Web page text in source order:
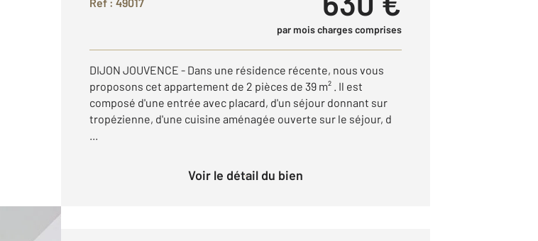
par mois charges comprises
DIJON JOUVENCE - Dans une résidence récente, nous vous
proposons cet appartement de 2 pièces de 39 m² . Il est
composé d'une entrée avec placard, d'un séjour donnant sur
tropézienne, d'une cuisine aménagée ouverte sur le séjour, d
...
Voir le détail du bien